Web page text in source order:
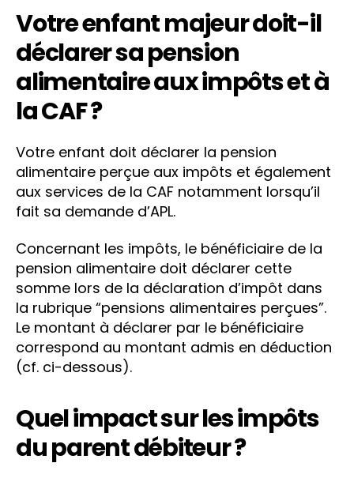
Votre enfant majeur doit-il
déclarer sa pension
alimentaire aux impôts et à
la CAF ?
Votre enfant doit déclarer la pension
alimentaire perçue aux impôts et également
aux services de la CAF notamment lorsqu’il
fait sa demande d’APL.
Concernant les impôts, le bénéficiaire de la
pension alimentaire doit déclarer cette
somme lors de la déclaration d’impôt dans
la rubrique “pensions alimentaires perçues”.
Le montant à déclarer par le bénéficiaire
correspond au montant admis en déduction
(cf. ci-dessous).
Quel impact sur les impôts
du parent débiteur ?